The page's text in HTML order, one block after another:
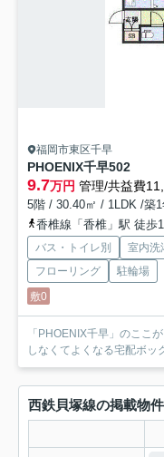
福岡市東区千早
PHOENIX千早502
9.7万円 管理/共益費
5階 / 30.40㎡ / 1LDK /築
香椎線「香椎」駅 徒歩
バス・トイレ別 室内洗
フローリング
駐輪場
敷0
「PHOENIX千早」のここ
しなくてよくなる宅配ボッ
西鉄貝塚線の掲載物